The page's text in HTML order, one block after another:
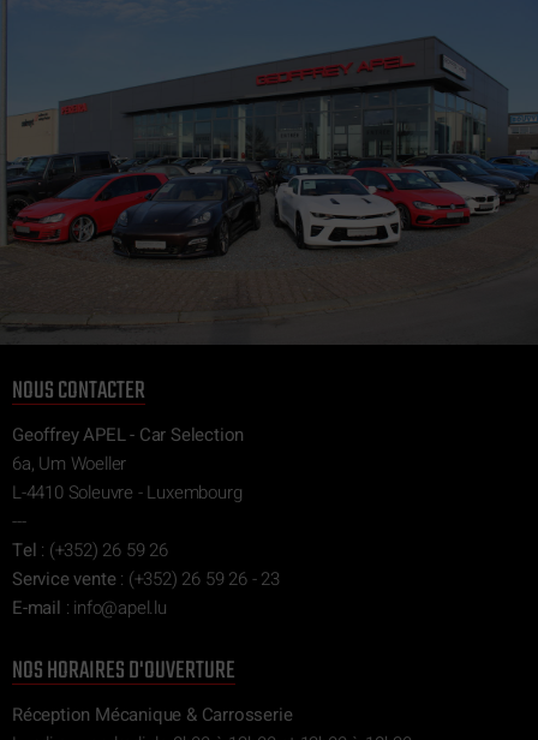
NOUS CONTACTER
Geoffrey APEL - Car Selection
6a, Um Woeller
L-4410 Soleuvre - Luxembourg
---
Tel : (+352) 26 59 26
Service vente: (+352) 26 59 26 - 23
E-mail : ul.l
epa@of
ni
NOS HORAIRES D'OUVERTURE
Réception Mécanique & Carrosserie